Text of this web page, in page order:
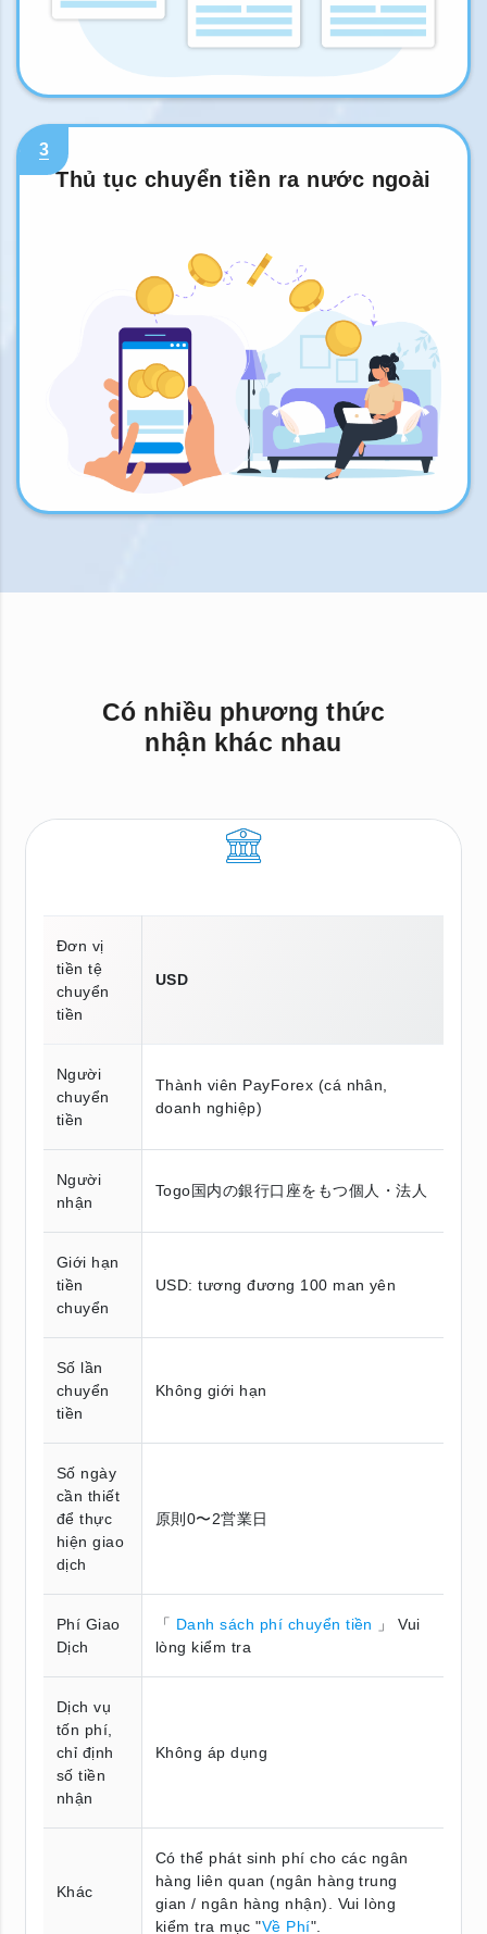
3
Thủ tục chuyển tiền ra nước ngoài
Có nhiều phương thức
nhận khác nhau
Đơn vị
tiền tệ
chuyển
tiền
USD
Người
chuyển
tiền
Thành viên PayForex (cá nhân,
doanh nghiệp)
Người
nhận
Togo国内の銀行口座をもつ個人・法人
Giới hạn
tiền
chuyển
USD: tương đương 100 man yên
Số lần
chuyển
tiền
Không giới hạn
Số ngày
cần thiết
để thực
hiện giao
dịch
原則0〜2営業日
Phí Giao
Dịch
「 Danh sách phí chuyển tiền
」 Vui
lòng kiểm tra
Dịch vụ
tốn phí,
chỉ định
số tiền
nhận
Không áp dụng
Khác
Có thể phát sinh phí cho các ngân
hàng liên quan (ngân hàng trung
gian / ngân hàng nhận). Vui lòng
kiểm tra mục "Về Phí".